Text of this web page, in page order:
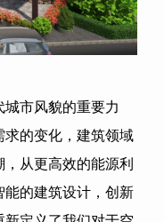
市风貌的重要力
求的变化，建筑领域
从更高效的能源利
能的建筑设计，创新